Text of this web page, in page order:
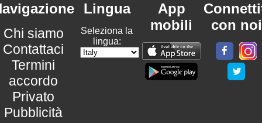
Chi siamo
Contattaci
Termini
accordo
Privato
Pubblicità
Lingua
Seleziona la
lingua:
App
mobili
con noi